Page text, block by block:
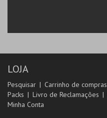
LOJA
Pesquisar Carrinho de compras
Packs
Livro de Reclamações
Minha Conta